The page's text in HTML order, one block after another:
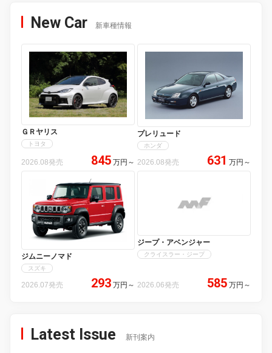
New Car 新車種情報
ＧＲヤリス
トヨタ
2026.08発売 845 万円 ～
プレリュード
ホンダ
2026.08発売 631 万円 ～
ジムニーノマド
スズキ
2026.07発売 293 万円 ～
ジープ・アベンジャー
クライスラー・ジープ
2026.06発売 585 万円 ～
Latest Issue 新刊案内